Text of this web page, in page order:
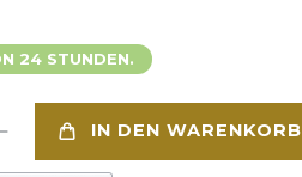
24 STUNDEN.
IN DEN WARENKORB